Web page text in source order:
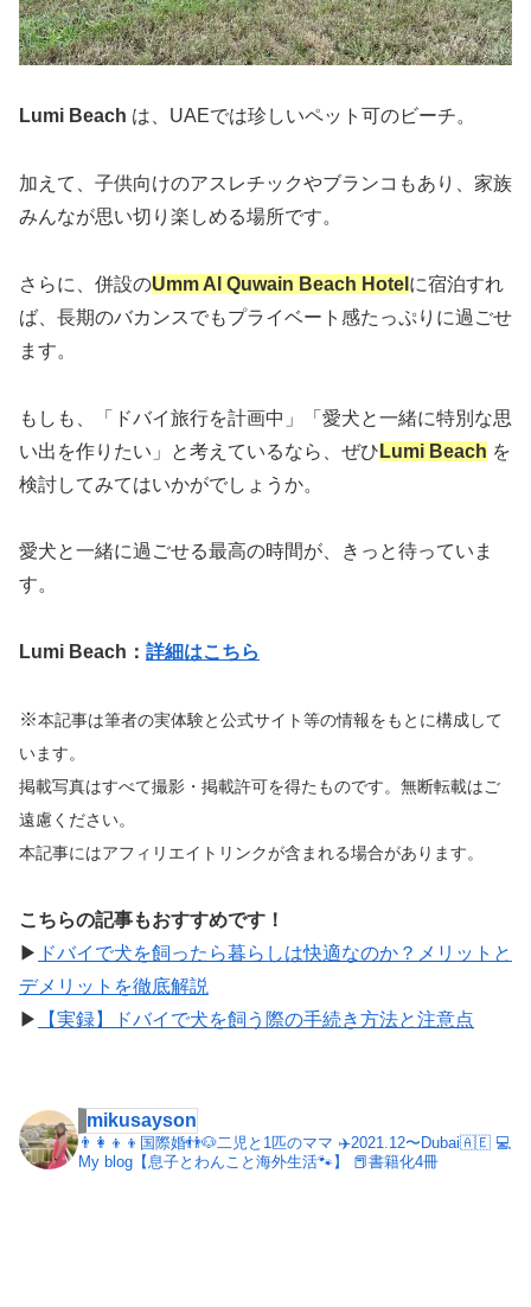
Lumi Beach は、UAEでは珍しいペット可のビーチ。
加えて、子供向けのアスレチックやブランコもあり、家族
みんなが思い切り楽しめる場所です。
さらに、併設のUmm Al Quwain Beach Hotel に宿泊すれ
ば、長期のバカンスでもプライベート感たっぷりに過ごせ
ます。
もしも、「ドバイ旅行を計画中」「愛犬と一緒に特別な思
い出を作りたい」と考えているなら、ぜひ Lumi Beach を
検討してみてはいかがでしょうか。
愛犬と一緒に過ごせる最高の時間が、きっと待っていま
す。
Lumi Beach： 詳細はこちら
※本記事は筆者の実体験と公式サイト等の情報をもとに構成して
います。
掲載写真はすべて撮影・掲載許可を得たものです。無断転載はご
遠慮ください。
本記事にはアフィリエイトリンクが含まれる場合があります。
こちらの記事もおすすめです！
▶︎ ドバイで犬を飼ったら暮らしは快適なのか？メリットと
デメリットを徹底解説
▶︎
【実録】ドバイで犬を飼う際の手続き方法と注意点
mikusayson
👨‍👩‍👦‍👦国際婚👬🐶二児と1匹のママ ✈️2021.12〜Dubai🇦🇪 💻
My blog【息子とわんこと海外生活🐾】
📕書籍化4冊